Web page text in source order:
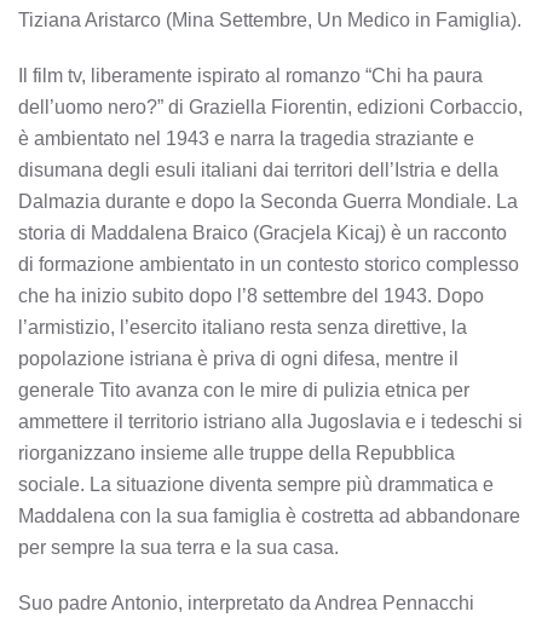
Tiziana Aristarco (Mina Settembre, Un Medico in Famiglia).
Il film tv, liberamente ispirato al romanzo “Chi ha paura
dell’uomo nero?” di Graziella Fiorentin, edizioni Corbaccio,
è ambientato nel 1943 e narra la tragedia straziante e
disumana degli esuli italiani dai territori dell’Istria e della
Dalmazia durante e dopo la Seconda Guerra Mondiale. La
storia di Maddalena Braico (Gracjela Kicaj) è un racconto
di formazione ambientato in un contesto storico complesso
che ha inizio subito dopo l’8 settembre del 1943. Dopo
l’armistizio, l’esercito italiano resta senza direttive, la
popolazione istriana è priva di ogni difesa, mentre il
generale Tito avanza con le mire di pulizia etnica per
ammettere il territorio istriano alla Jugoslavia e i tedeschi si
riorganizzano insieme alle truppe della Repubblica
sociale. La situazione diventa sempre più drammatica e
Maddalena con la sua famiglia è costretta ad abbandonare
per sempre la sua terra e la sua casa.
Suo padre Antonio, interpretato da Andrea Pennacchi